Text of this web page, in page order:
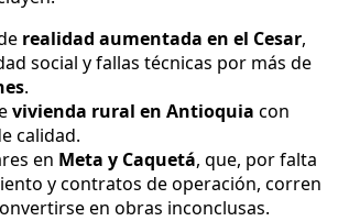
realidad aumentada en el Cesar,
social y fallas técnicas por más de
.
vivienda rural en Antioquia con
calidad.
en Meta y Caquetá, que, por falta
y contratos de operación, corren
en obras inconclusas.